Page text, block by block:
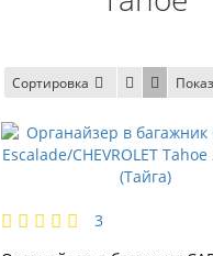
Сортировка
3